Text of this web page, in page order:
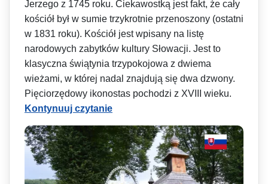
Jerzego z 1745 roku. Ciekawostką jest fakt, że cały
kościół był w sumie trzykrotnie przenoszony (ostatni
w 1831 roku). Kościół jest wpisany na listę
narodowych zabytków kultury Słowacji. Jest to
klasyczna świątynia trzypokojowa z dwiema
wieżami, w której nadal znajdują się dwa dzwony.
Pięciorzędowy ikonostas pochodzi z XVIII wieku.
Kontynuuj czytanie